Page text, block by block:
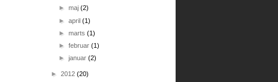
►maj(2)
►april(1)
►marts(1)
►februar(1)
►januar(2)
► 2012 (20)